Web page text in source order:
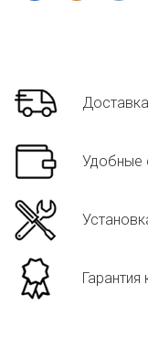
Удобные
Гарантия